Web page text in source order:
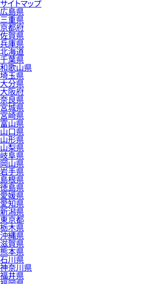
サイトマップ
広島県
三重県
京都府
佐賀県
兵庫県
北海道
千葉県
和歌山県
埼玉県
大分県
大阪府
奈良県
宮城県
宮崎県
富山県
山口県
山形県
山梨県
岐阜県
岡山県
岩手県
島根県
徳島県
愛媛県
愛知県
新潟県
東京都
栃木県
沖縄県
滋賀県
熊本県
石川県
神奈川県
福井県